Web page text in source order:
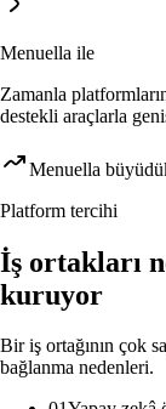
Menuella ile
Zamanla
destekli araçlarla
Menuella
Platform tercihi
İş ortakları
kuruyor
Bir iş ortağının çok
bağlanma nedenleri.